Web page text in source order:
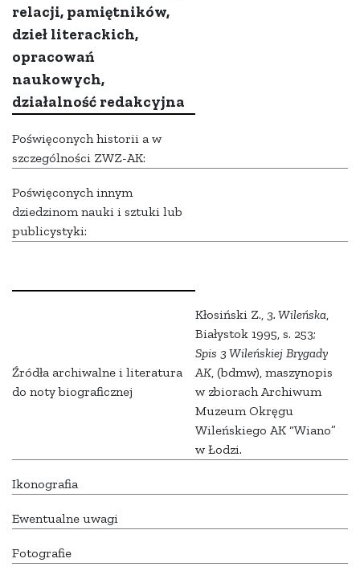
relacji, pamiętników,
dzieł literackich,
opracowań
naukowych,
działalność redakcyjna
Poświęconych historii a w
szczególności ZWZ-AK:
Poświęconych innym
dziedzinom nauki i sztuki lub
publicystyki:
Źródła archiwalne i literatura
do noty biograficznej
Kłosiński Z., 3. Wileńska,
Białystok 1995, s. 253;
Spis 3 Wileńskiej Brygady
AK, (bdmw), maszynopis
w zbiorach Archiwum
Muzeum Okręgu
Wileńskiego AK “Wiano”
w Łodzi.
Ikonografia
Ewentualne uwagi
Fotografie